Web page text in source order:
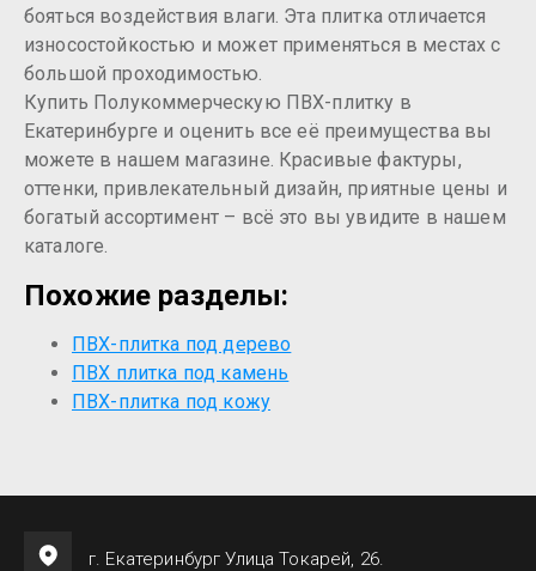
бояться воздействия влаги. Эта плитка отличается
износостойкостью и может применяться в местах с
большой проходимостью.
Купить Полукоммерческую ПВХ-плитку в
Екатеринбурге и оценить все её преимущества вы
можете в нашем магазине. Красивые фактуры,
оттенки, привлекательный дизайн, приятные цены и
богатый ассортимент – всё это вы увидите в нашем
каталоге.
Похожие разделы:
ПВХ-плитка под дерево
ПВХ плитка под камень
ПВХ-плитка под кожу
г. Екатеринбург Улица Токарей, 26.